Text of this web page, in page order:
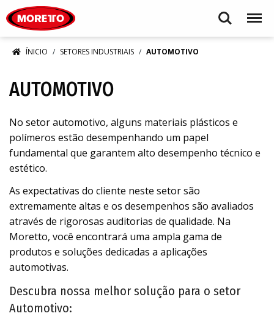
Search Menu
ÍNICIO SETORES INDUSTRIAIS AUTOMOTIVO
AUTOMOTIVO
No setor automotivo, alguns materiais plásticos e
polímeros estão desempenhando um papel
fundamental que garantem alto desempenho técnico e
estético.
As expectativas do cliente neste setor são
extremamente altas e os desempenhos são avaliados
através de rigorosas auditorias de qualidade. Na
Moretto, você encontrará uma ampla gama de
produtos e soluções dedicadas a aplicações
automotivas.
Descubra nossa melhor solução para o setor
Automotivo: